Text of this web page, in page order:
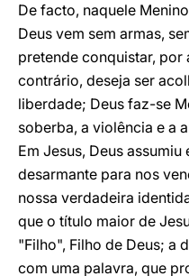
De facto, naquele
Deus vem sem armas,
pretende conquistar, por
contrário, deseja ser
liberdade; Deus faz-se
soberba, a violência e a
Em Jesus, Deus
desarmante para nos
nossa verdadeira
que o título maior de
"Filho", Filho de Deus; a
com uma palavra, que